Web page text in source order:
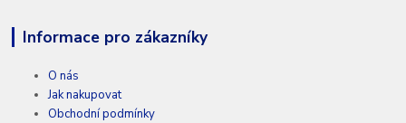
Informace pro zákazníky
O nás
Jak nakupovat
Obchodní podmínky